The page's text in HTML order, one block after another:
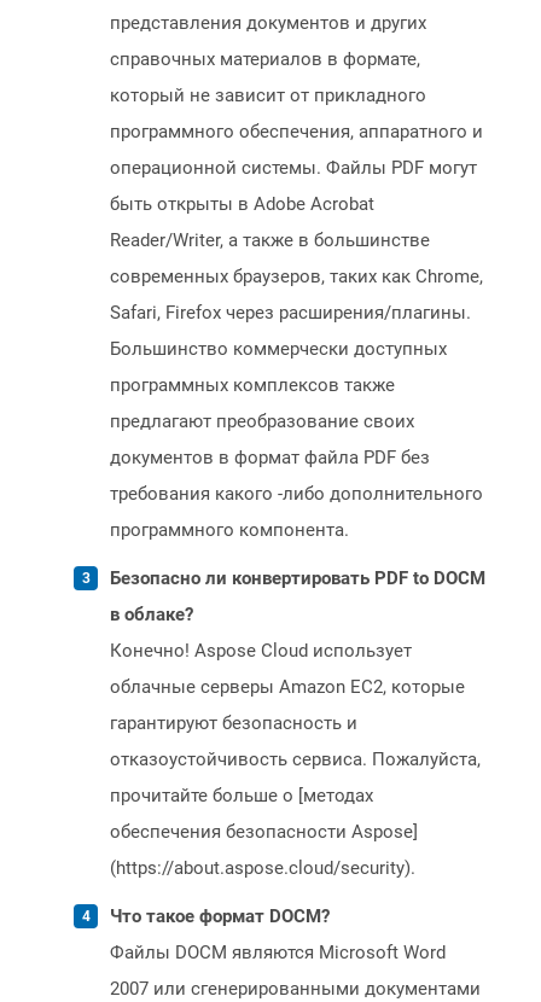
представления документов и других
справочных материалов в формате,
который не зависит от прикладного
программного обеспечения, аппаратного и
операционной системы. Файлы PDF могут
быть открыты в Adobe Acrobat
Reader/Writer, а также в большинстве
современных браузеров, таких как Chrome,
Safari, Firefox через расширения/плагины.
Большинство коммерчески доступных
программных комплексов также
предлагают преобразование своих
документов в формат файла PDF без
требования какого -либо дополнительного
программного компонента.
Безопасно ли конвертировать PDF to DOCM
в облаке?
Конечно! Aspose Cloud использует
облачные серверы Amazon EC2, которые
гарантируют безопасность и
отказоустойчивость сервиса. Пожалуйста,
прочитайте больше о [методах
обеспечения безопасности Aspose]
(https://about.aspose.cloud/security).
Что такое формат DOCM?
Файлы DOCM являются Microsoft Word
2007 или сгенерированными документами